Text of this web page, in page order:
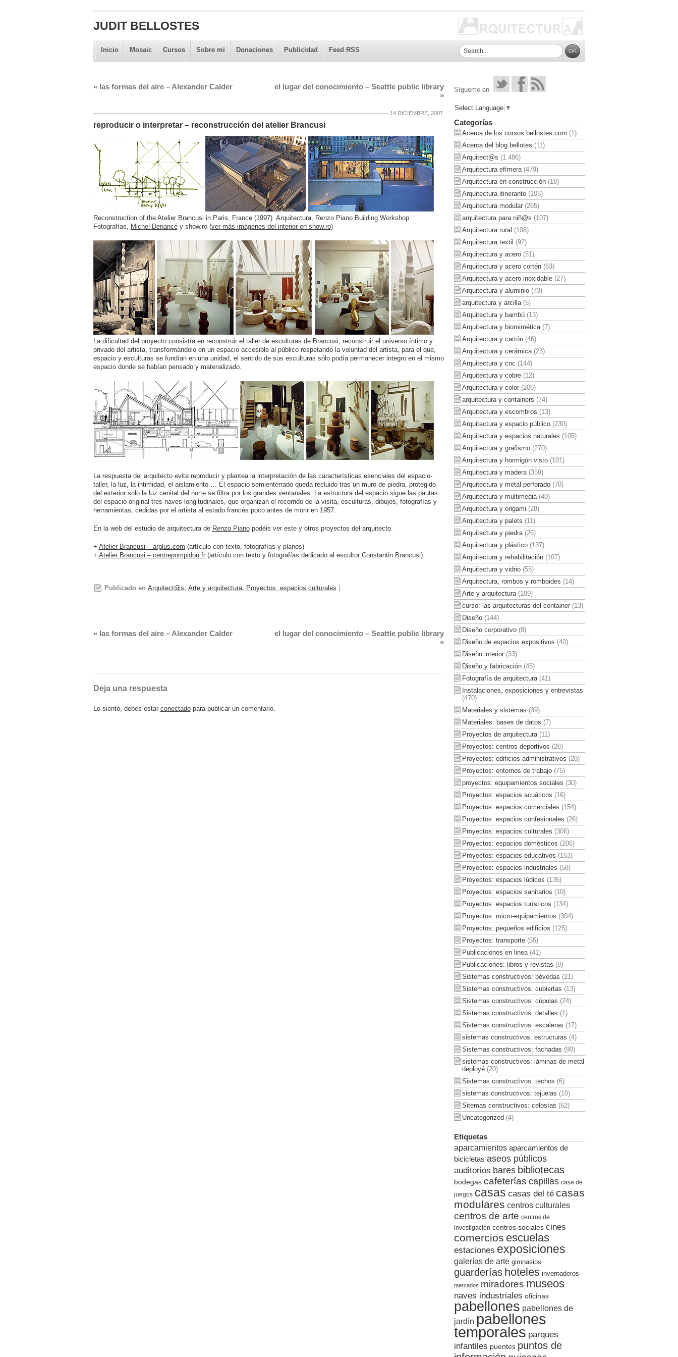
JUDIT BELLOSTES
Inicio Mosaic Cursos Sobre mi Donaciones Publicidad Feed RSS
«las formas del aire – Alexander Calder
el lugar del conocimiento – Seattle public library
»
14 DICIEMBRE, 2007
reproducir o interpretar – reconstrucción del atelier Brancusi
Reconstruction of the Atelier Brancusi in Paris, France (1997). Arquitectura, Renzo Piano Building Workshop.
Fotografías, Michel Denancéy show.ro (ver más imágenes del interior en show.ro)
La dificultad del proyecto consistía en reconstruir el taller de esculturas de Brancusi, reconstruir el universo íntimo y
privado del artista, transformándolo en un espacio accesible al público respetando la voluntad del artista, para el que,
espacio y esculturas se fundían en una unidad, el sentido de sus esculturas sólo podía permanecer integro en el mismo
espacio donde se habían pensado y materializado.
La respuesta del arquitecto evita reproducir y plantea la interpretación de las características esenciales del espacio-
taller, la luz, la intimidad, el aislamiento … El espacio semienterrado queda recluido tras un muro de piedra, protegido
del exterior solo la luz cenital del norte se filtra por los grandes ventanales. La estructura del espacio sigue las pautas
del espacio original tres naves longitudinales, que organizan el recorrido de la visita, esculturas, dibujos, fotografías y
herramientas, cedidas por el artista al estado francés poco antes de morir en 1957.
En la web del estudio de arquitectura de Renzo Pianopodéis ver este y otros proyectos del arquitecto.
+ Atelier Brancusi – arplus.com (artículo con texto, fotografías y planos)
+ Atelier Brancusi – centrepompidou.fr(artículo con texto y fotografías dedicado al escultor Constantin Brancusi).
Publicado en Arquitect@s, Arte y arquitectura, Proyectos: espacios culturales
«las formas del aire – Alexander Calder
el lugar del conocimiento – Seattle public library
»
Deja una respuesta
Lo siento, debes estar conectadopara publicar un comentario.
Sígueme en
Select Language ▼
Categorías
Acerca de los cursos.bellostes.com (1)
Acerca del blog bellotes (11)
Arquitect@s (1.486)
Arquitectura efímera(479)
Arquitectura en construcción(18)
Arquitectura itinerante(105)
Arquitectura modular(265)
arquitectura para niñ@s (107)
Arquitectura rural (106)
Arquitectura textil (92)
Arquitectura y acero(51)
Arquitectura y acero cortén(63)
Arquitectura y acero inoxidable(27)
Arquitectura y aluminio(73)
arquitectura y arcilla(5)
Arquitectura y bambú(13)
Arquitectura y biomimética(7)
Arquitectura y cartón(46)
Arquitectura y cerámica(23)
Arquitectura y cnc (144)
Arquitectura y cobre(12)
Arquitectura y color(206)
arquitectura y containers (74)
Arquitectura y escombros (13)
Arquitectura y espacio público(230)
Arquitectura y espacios naturales (105)
Arquitectura y grafismo(270)
Arquitectura y hormigón visto(101)
Arquitectura y madera(359)
Arquitectura y metal perforado(70)
Arquitectura y multimedia(40)
Arquitectura y origami (28)
Arquitectura y palets (11)
Arquitectura y piedra(26)
Arquitectura y plástico(137)
Arquitectura y rehabilitación(107)
Arquitectura y vidrio(55)
Arquitectura, rombos y romboides (14)
Arte y arquitectura(109)
curso: las arquitecturas del container(13)
Diseño(144)
Diseño corporativo(8)
Diseño de espacios expositivos (40)
Diseño interior(33)
Diseño y fabricación(45)
Fotografía de arquitectura(41)
Instalaciones, exposiciones y entrevistas
(470)
Materiales y sistemas (39)
Materiales: bases de datos (7)
Proyectos de arquitectura(11)
Proyectos: centros deportivos (26)
Proyectos: edificios administrativos (28)
Proyectos: entornos de trabajo(75)
proyectos: equipamientos sociales (30)
Proyectos: espacios acuáticos (16)
Proyectos: espacios comerciales (154)
Proyectos: espacios confesionales (26)
Proyectos: espacios culturales (306)
Proyectos: espacios domésticos (206)
Proyectos: espacios educativos (153)
Proyectos: espacios industriales (58)
Proyectos: espacios lúdicos (135)
Proyectos: espacios sanitarios (10)
Proyectos: espacios turísticos (134)
Proyectos: micro-equipamientos (304)
Proyectos: pequeños edificios (125)
Proyectos: transporte(55)
Publicaciones en linea(41)
Publicaciones: libros y revistas (8)
Sistemas constructivos: bóvedas (21)
Sistemas constructivos: cubiertas (13)
Sistemas constructivos: cúpulas (24)
Sistemas constructivos: detalles (1)
Sistemas constructivos: escaleras (17)
sistemas constructivos: estructuras (4)
Sistemas constructivos: fachadas (90)
sistemas constructivos: láminas de metal
deployé(20)
Sistemas constructivos: techos (6)
sistemas constructivos: tejuelas (10)
Sitemas constructivos: celosías (62)
Uncategorized (4)
Etiquetas
aparcamientos aparcamientos de
bicicletas aseos públicos
auditorios bares bibliotecas
bodegas cafeterías capillas casa de
juegos casas casas del té casas
modulares centros culturales
centros de arte centros de
investigación centros sociales cines
comercios escuelas
estaciones exposiciones
galerías de arte gimnasios
guarderías hoteles invernaderos
mercados miradores museos
naves industriales oficinas
pabellones pabellones de
jardín pabellones
temporales parques
infantiles puentes puntos de